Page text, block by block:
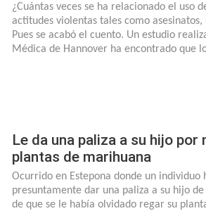
¿Cuántas veces se ha relacionado el uso
actitudes violentas tales como asesinatos,
Pues se acabó el cuento. Un estudio
Médica de Hannover ha encontrado que
Le da una paliza a su hijo por
plantas de marihuana
Ocurrido en Estepona donde un individuo
presuntamente dar una paliza a su hijo de
de que se le había olvidado regar su